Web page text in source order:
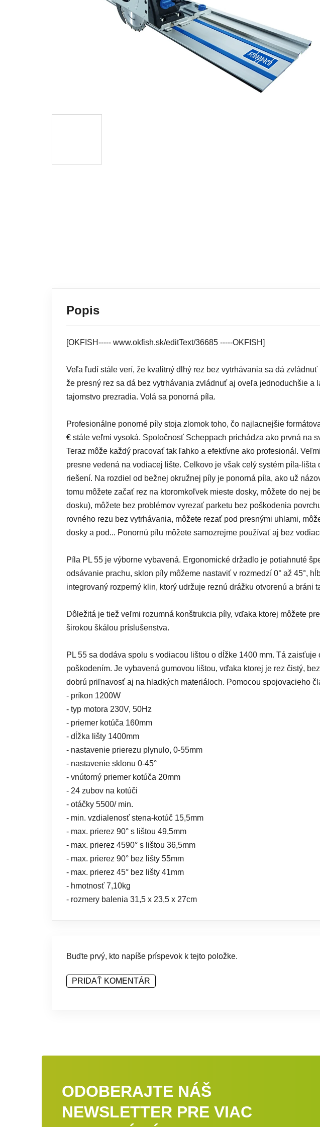
Popis
[OKFISH----- www.okfish.sk/editText/36685 -----OKFISH]
Veľa ľudí stále verí, že kvalitný dlhý rez bez vytrhávania sa dá
že presný rez sa dá bez vytrhávania zvládnuť aj oveľa jednoduchšie
tajomstvo prezradia. Volá sa ponorná píla.
Profesionálne ponorné píly stoja zlomok toho, čo najlacnejšie
€ stále veľmi vysoká. Spoločnosť Scheppach prichádza ako prvná na
Teraz môže každý pracovať tak ľahko a efektívne ako profesionál.
presne vedená na vodiacej lište. Celkovo je však celý systém píla-
riešení. Na rozdiel od bežnej okružnej píly je ponorná píla, ako už
tomu môžete začať rez na ktoromkoľvek mieste dosky, môžete do nej
dosku), môžete bez problémov vyrezať parketu bez poškodenia
rovného rezu bez vytrhávania, môžete rezať pod presnými uhlami,
dosky a pod... Ponornú pílu môžete samozrejme používať aj bez
Píla PL 55 je výborne vybavená. Ergonomické držadlo je potiahnuté
odsávanie prachu, sklon píly môžeme nastaviť v rozmedzí 0° až 45°,
integrovaný rozperný klin, ktorý udržuje reznú drážku otvorenú a
Dôležitá je tiež veľmi rozumná konštrukcia píly, vďaka ktorej môžete
širokou škálou príslušenstva.
PL 55 sa dodáva spolu s vodiacou lištou o dĺžke 1400 mm. Tá
poškodením. Je vybavená gumovou lištou, vďaka ktorej je rez čistý,
dobrú priľnavosť aj na hladkých materiáloch. Pomocou spojovacieho
- príkon 1200W
- typ motora 230V, 50Hz
- priemer kotúča 160mm
- dĺžka lišty 1400mm
- nastavenie prierezu plynulo, 0-55mm
- nastavenie sklonu 0-45°
- vnútorný priemer kotúča 20mm
- 24 zubov na kotúči
- otáčky 5500/ min.
- min. vzdialenosť stena-kotúč 15,5mm
- max. prierez 90° s lištou 49,5mm
- max. prierez 4590° s lištou 36,5mm
- max. prierez 90° bez lišty 55mm
- max. prierez 45° bez lišty 41mm
- hmotnosť 7,10kg
- rozmery balenia 31,5 x 23,5 x 27cm
Buďte prvý, kto napíše príspevok k tejto položke.
PRIDAŤ KOMENTÁR
ODOBERAJTE NÁŠ
NEWSLETTER PRE VIAC